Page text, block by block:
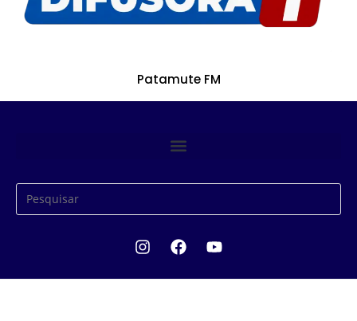
Patamute FM